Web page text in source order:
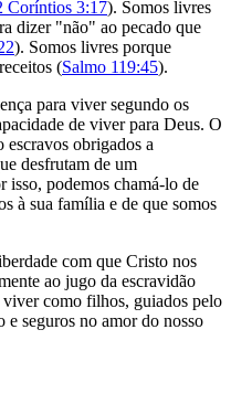
Coríntios 3:17). Somos livres
dizer "não" ao pecado que
). Somos livres porque
(Salmo 119:45).
para viver segundo os
de viver para Deus. O
obrigados a
desfrutam de um
isso, podemos chamá-lo de
à sua família e de que somos
com que Cristo nos
ao jugo da escravidão
viver como filhos, guiados pelo
seguros no amor do nosso